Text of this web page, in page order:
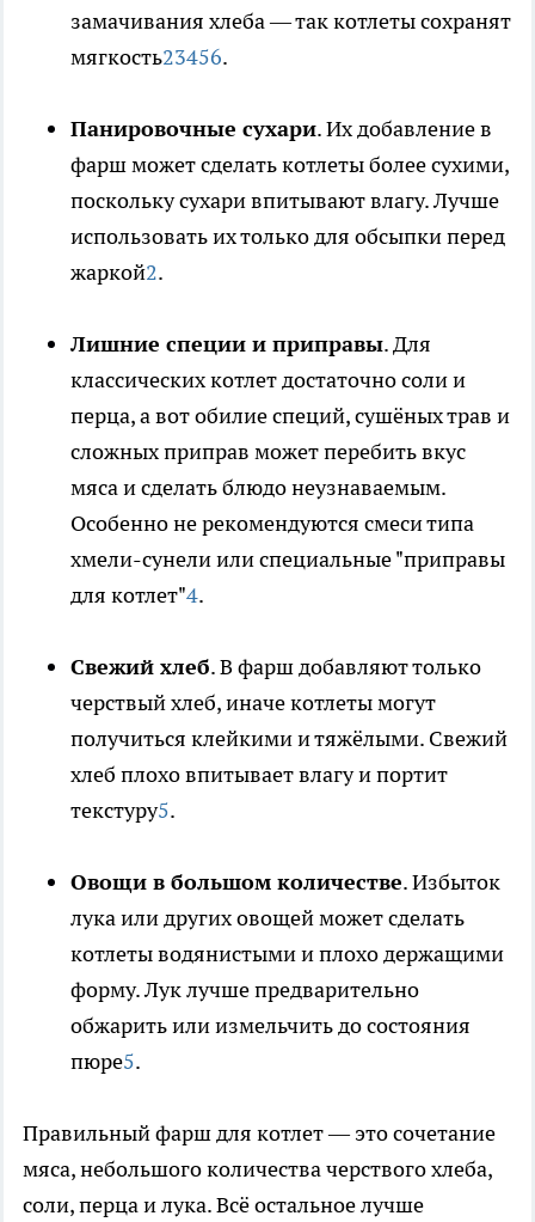
замачивания хлеба — так котлеты сохранят
мягкость23456.
Панировочные сухари. Их добавление в
фарш может сделать котлеты более сухими,
поскольку сухари впитывают влагу. Лучше
использовать их только для обсыпки перед
жаркой2.
Лишние специи и приправы. Для
классических котлет достаточно соли и
перца, а вот обилие специй, сушёных трав и
сложных приправ может перебить вкус
мяса и сделать блюдо неузнаваемым.
Особенно не рекомендуются смеси типа
хмели-сунели или специальные "приправы
для котлет"4.
Свежий хлеб. В фарш добавляют только
черствый хлеб, иначе котлеты могут
получиться клейкими и тяжёлыми. Свежий
хлеб плохо впитывает влагу и портит
текстуру5.
Овощи в большом количестве. Избыток
лука или других овощей может сделать
котлеты водянистыми и плохо держащими
форму. Лук лучше предварительно
обжарить или измельчить до состояния
пюре5.
Правильный фарш для котлет — это сочетание
мяса, небольшого количества черствого хлеба,
соли, перца и лука. Всё остальное лучше